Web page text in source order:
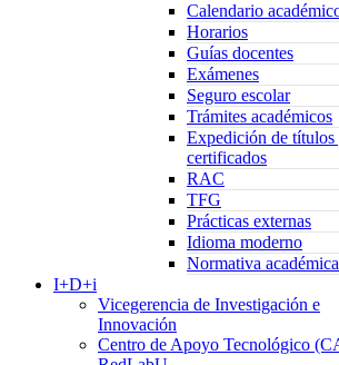
Calendario
Horarios
Guías docentes
Exámenes
Seguro escolar
Trámites académicos
Expedición de títulos
certificados
RAC
TFG
Prácticas externas
Idioma moderno
Normativa académica
I+D+i
Vicegerencia de Investigación e
Innovación
Centro de Apoyo Tecnológico